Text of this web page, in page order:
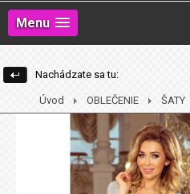
Menu
Nachádzate sa tu:
Úvod OBLEČENIE ŠATY